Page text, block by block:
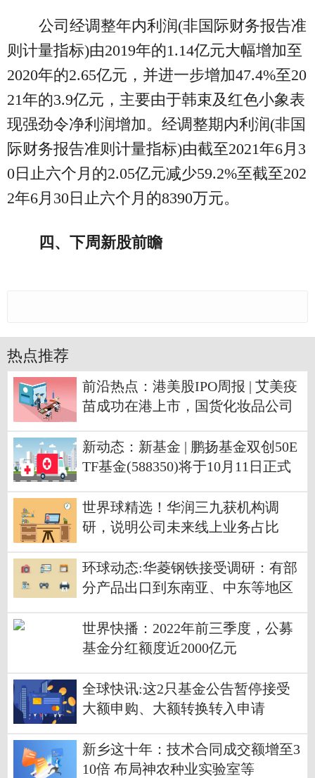
公司经调整年内利润(非国际财务报告准
则计量指标)由2019年的1.14亿元大幅增加至
2020年的2.65亿元，并进一步增加47.4%至20
21年的3.9亿元，主要由于韩束及红色小象表
现强劲令净利润增加。经调整期内利润(非国
际财务报告准则计量指标)由截至2021年6月3
0日止六个月的2.05亿元减少59.2%至截至202
2年6月30日止六个月的8390万元。
四、下周新股前瞻
热点推荐
前沿热点：港美股IPO周报 | 艾美疫
苗成功在港上市，国货化妆品公司
新动态：新基金 | 鹏扬基金双创50E
TF基金(588350)将于10月11日正式
世界球精选！华润三九获机构调
研，说明公司未来线上业务占比
环球动态:华菱钢铁接受调研：有部
分产品出口到东南亚、中东等地区
世界快播：2022年前三季度，公募
基金分红额度近2000亿元
全球快讯:这2只基金公告暂停接受
大额申购、大额转换转入申请
新乡这十年：技术合同成交额增至3
10倍 布局神农种业实验室等